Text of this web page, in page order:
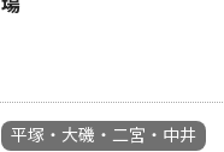
場
平塚・大磯・二宮・中井